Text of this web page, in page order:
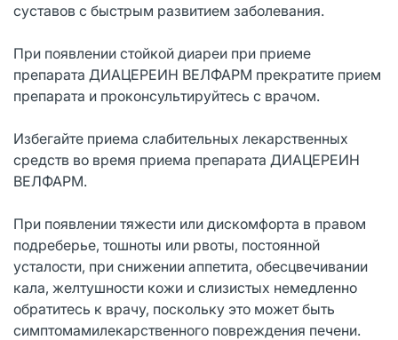
суставов с быстрым развитием заболевания.
При появлении стойкой диареи при приеме
препарата ДИАЦЕРЕИН ВЕЛФАРМ прекратите прием
препарата и проконсультируйтесь с врачом.
Избегайте приема слабительных лекарственных
средств во время приема препарата ДИАЦЕРЕИН
ВЕЛФАРМ.
При появлении тяжести или дискомфорта в правом
подреберье, тошноты или рвоты, постоянной
усталости, при снижении аппетита, обесцвечивании
кала, желтушности кожи и слизистых немедленно
обратитесь к врачу, поскольку это может быть
симптомамилекарственного повреждения печени.